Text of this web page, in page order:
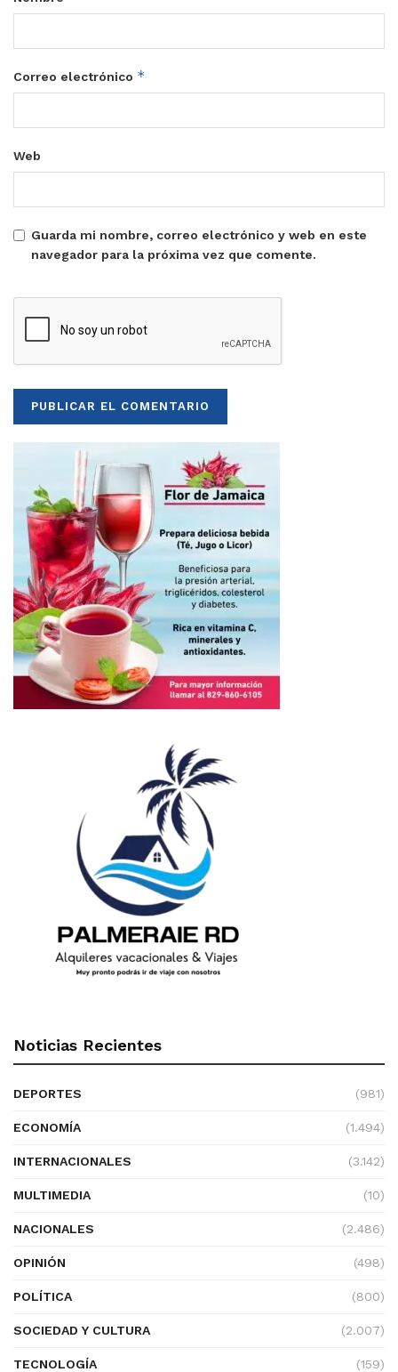
Correo electrónico *
Web
Guarda mi nombre, correo electrónico y web en este
navegador para la próxima vez que comente.
Noticias Recientes
DEPORTES (981)
ECONOMÍA (1.494)
INTERNACIONALES (3.142)
MULTIMEDIA (10)
NACIONALES (2.486)
OPINIÓN (498)
POLÍTICA (800)
SOCIEDAD Y CULTURA (2.007)
TECNOLOGÍA (159)